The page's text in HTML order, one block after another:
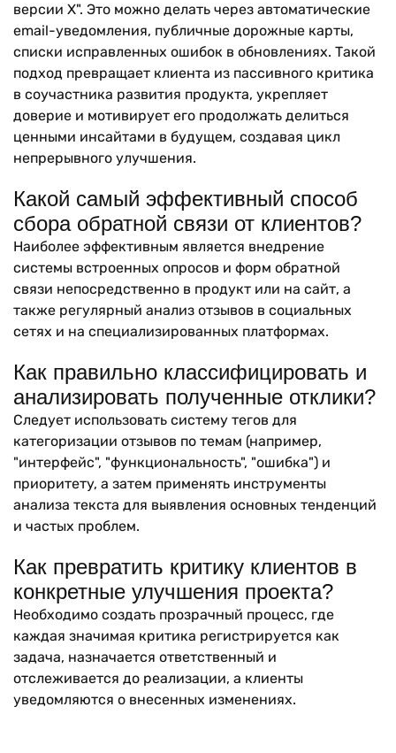
версии X". Это можно делать через автоматические
email-уведомления, публичные дорожные карты,
списки исправленных ошибок в обновлениях. Такой
подход превращает клиента из пассивного критика
в соучастника развития продукта, укрепляет
доверие и мотивирует его продолжать делиться
ценными инсайтами в будущем, создавая цикл
непрерывного улучшения.
Какой самый эффективный способ
сбора обратной связи от клиентов?
Наиболее эффективным является внедрение
системы встроенных опросов и форм обратной
связи непосредственно в продукт или на сайт, а
также регулярный анализ отзывов в социальных
сетях и на специализированных платформах.
Как правильно классифицировать и
анализировать полученные отклики?
Следует использовать систему тегов для
категоризации отзывов по темам (например,
"интерфейс", "функциональность", "ошибка") и
приоритету, а затем применять инструменты
анализа текста для выявления основных тенденций
и частых проблем.
Как превратить критику клиентов в
конкретные улучшения проекта?
Необходимо создать прозрачный процесс, где
каждая значимая критика регистрируется как
задача, назначается ответственный и
отслеживается до реализации, а клиенты
уведомляются о внесенных изменениях.